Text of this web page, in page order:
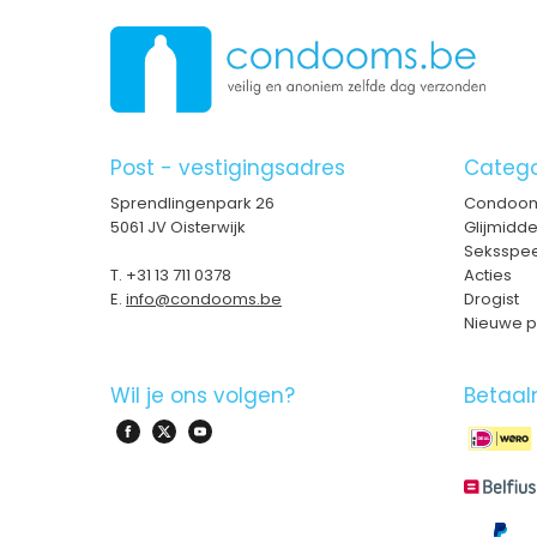
Post - vestigingsadres
Sprendlingenpark 26
5061 JV Oisterwijk
T. +31 13 711 0378
E. info@condooms.be
Acties
Drogist
Nieuwe
Wil je ons volgen?